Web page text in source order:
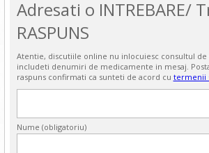
Adresati o INTREBARE/
RASPUNS
Atentie, discutiile online nu inlocuiesc consultul de
includeti denumiri de medicamente in mesaj.
raspuns confirmati ca sunteti de acord cu termenii
Nume (obligatoriu)